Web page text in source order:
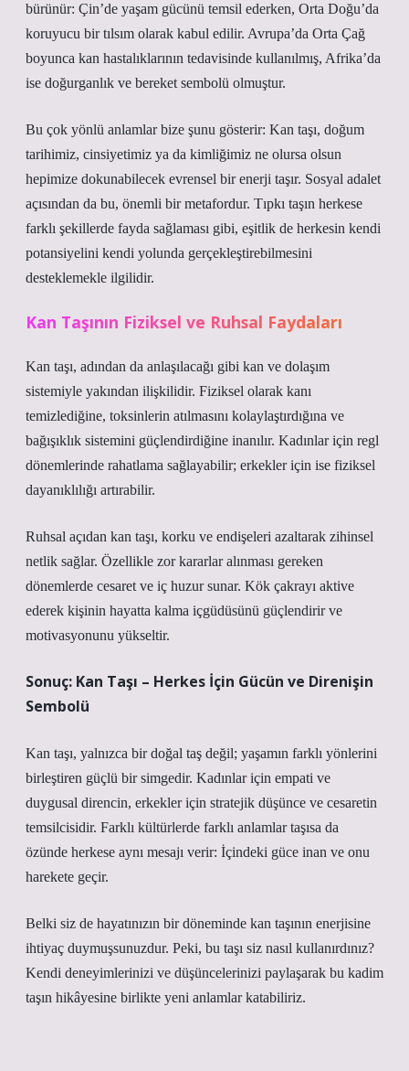
bürünür: Çin’de yaşam gücünü temsil ederken, Orta Doğu’da
koruyucu bir tılsım olarak kabul edilir. Avrupa’da Orta Çağ
boyunca kan hastalıklarının tedavisinde kullanılmış, Afrika’da
ise doğurganlık ve bereket sembolü olmuştur.
Bu çok yönlü anlamlar bize şunu gösterir: Kan taşı, doğum
tarihimiz, cinsiyetimiz ya da kimliğimiz ne olursa olsun
hepimize dokunabilecek evrensel bir enerji taşır. Sosyal adalet
açısından da bu, önemli bir metafordur. Tıpkı taşın herkese
farklı şekillerde fayda sağlaması gibi, eşitlik de herkesin kendi
potansiyelini kendi yolunda gerçekleştirebilmesini
desteklemekle ilgilidir.
Kan Taşının Fiziksel ve Ruhsal Faydaları
Kan taşı, adından da anlaşılacağı gibi kan ve dolaşım
sistemiyle yakından ilişkilidir. Fiziksel olarak kanı
temizlediğine, toksinlerin atılmasını kolaylaştırdığına ve
bağışıklık sistemini güçlendirdiğine inanılır. Kadınlar için regl
dönemlerinde rahatlama sağlayabilir; erkekler için ise fiziksel
dayanıklılığı artırabilir.
Ruhsal açıdan kan taşı, korku ve endişeleri azaltarak zihinsel
netlik sağlar. Özellikle zor kararlar alınması gereken
dönemlerde cesaret ve iç huzur sunar. Kök çakrayı aktive
ederek kişinin hayatta kalma içgüdüsünü güçlendirir ve
motivasyonunu yükseltir.
Sonuç: Kan Taşı – Herkes İçin Gücün ve Direnişin
Sembolü
Kan taşı, yalnızca bir doğal taş değil; yaşamın farklı yönlerini
birleştiren güçlü bir simgedir. Kadınlar için empati ve
duygusal direncin, erkekler için stratejik düşünce ve cesaretin
temsilcisidir. Farklı kültürlerde farklı anlamlar taşısa da
özünde herkese aynı mesajı verir: İçindeki güce inan ve onu
harekete geçir.
Belki siz de hayatınızın bir döneminde kan taşının enerjisine
ihtiyaç duymuşsunuzdur. Peki, bu taşı siz nasıl kullanırdınız?
Kendi deneyimlerinizi ve düşüncelerinizi paylaşarak bu kadim
taşın hikâyesine birlikte yeni anlamlar katabiliriz.